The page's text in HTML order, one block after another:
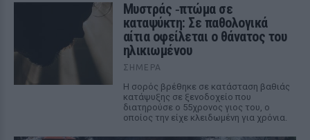
Μυστράς ‑πτώμα σε
καταψύκτη: Σε παθολογικά
αίτια οφείλεται ο θάνατος του
ηλικιωμένου
ΣΉΜΕΡΑ
Η σορός βρέθηκε σε κατάσταση βαθιάς
κατάψυξης σε ξενοδοχείο που
διατηρούσε ο 55χρονος γιος του, ο
οποίος την είχε κλειδωμένη για χρόνια.